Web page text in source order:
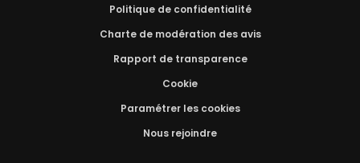
Politique de confidentialité
Charte de modération des avis
Rapport de transparence
Cookie
Paramétrer les cookies
Nous rejoindre